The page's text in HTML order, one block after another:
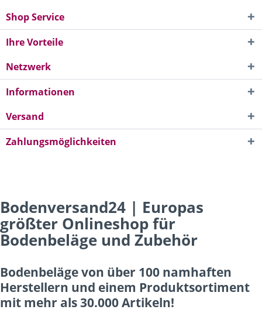
Shop Service
Ihre Vorteile
Netzwerk
Informationen
Versand
Zahlungsmöglichkeiten
Bodenversand24 | Europas
größter Onlineshop für
Bodenbeläge und Zubehör
Bodenbeläge von über 100 namhaften
Herstellern und einem Produktsortiment
mit mehr als 30.000 Artikeln!